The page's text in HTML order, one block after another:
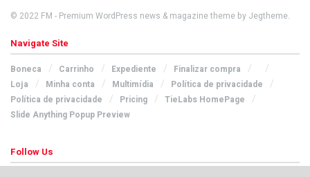
© 2022 FM - Premium WordPress news & magazine theme by Jegtheme.
Navigate Site
Boneca Carrinho Expediente
Finalizar compra
Loja
Minha conta Multimídia
Política de privacidade
Política de privacidade
Pricing
TieLabs HomePage
Slide Anything Popup Preview
Follow Us